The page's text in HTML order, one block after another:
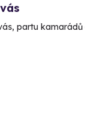
partu